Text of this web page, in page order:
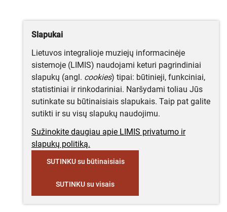
Slapukai
Lietuvos integralioje muziejų informacinėje
sistemoje (LIMIS) naudojami keturi pagrindiniai
slapukų (angl. cookies) tipai: būtinieji, funkciniai,
statistiniai ir rinkodariniai. Naršydami toliau Jūs
sutinkate su būtinaisiais slapukais. Taip pat galite
sutikti ir su visų slapukų naudojimu.
Sužinokite daugiau apie LIMIS privatumo ir
slapukų politiką.
SUTINKU su būtinaisiais
SUTINKU su visais